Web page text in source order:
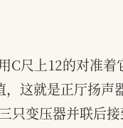
C尺上12的对准
这就是正厅扬
只变压器并联后接